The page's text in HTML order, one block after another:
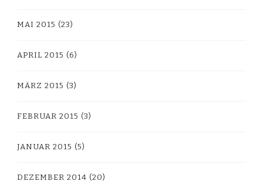
MAI 2015 (23)
APRIL 2015 (6)
MÄRZ 2015 (3)
FEBRUAR 2015 (3)
JANUAR 2015 (5)
DEZEMBER 2014 (20)